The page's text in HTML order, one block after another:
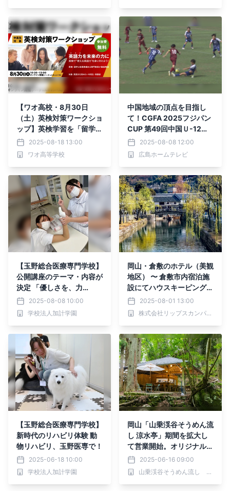
（土）、伝説のトークイベ
ント『しゃべれ場』復活
【ワオ高校・8月30日
（土）英検対策ワークショ
ップ】英検学習を「留学」
の夢へとつなげよう！英語
を通じて広がる進路や可能
性をお話します
2025-08-18 13:00
ワオ高等学校
中国地域の頂点を目指し
て！CGFA 2025フジパン
CUP 第49回中国Ｕ-12サ
ッカー大会
2025-08-08 12:00
広島ホームテレビ
【玉野総合医療専門学校】
公開講座のテーマ・内容が
決定 「優しさを、力
に。」をテーマに、親子で
学べる特別講座を3学科で
連続開催
2025-08-08 10:00
学校法人加計学園
岡山・倉敷のホテル（美観
地区） 〜 倉敷市内宿泊施
設にてハウスキーピング業
務を受託〜
2025-08-01 13:00
株式会社リップスカンパニー
【玉野総合医療専門学校】
新時代のリハビリ体験 動
物リハビリ、玉野医専で！
2025-06-18 10:00
学校法人加計学園
岡山「山乗渓谷そうめん流
し 涼水亭」期間を拡大し
て営業開始。オリジナルそ
うめんも開発中。
2025-06-16 09:00
山乗渓谷そうめん流し 涼水亭